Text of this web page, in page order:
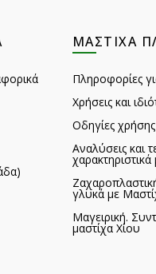
ΜΑΣΤΊΧΑ
Πληροφορίες
Χρήσεις και
Οδηγίες
Αναλύσεις και
χαρακτηριστικά
γλυκά με
Μαγειρική.
μαστίχα Χίου